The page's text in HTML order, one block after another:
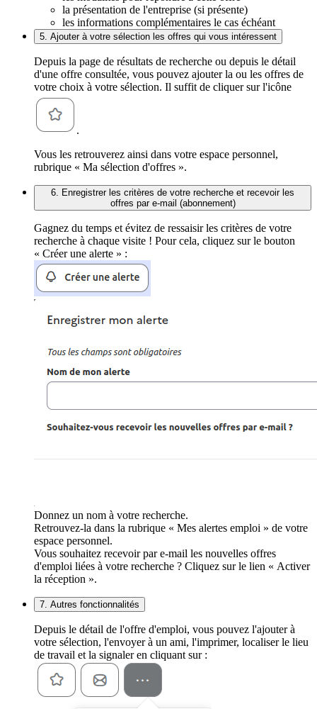
la présentation de l'entreprise (si présente)
les informations complémentaires le cas échéant
5. Ajouter à votre sélection les offres qui vous intéressent
Depuis la page de résultats de recherche ou depuis le détail
d'une offre consultée, vous pouvez ajouter la ou les offres de
votre choix à votre sélection. Il suffit de cliquer sur l'icône
.
Vous les retrouverez ainsi dans votre espace personnel,
rubrique « Ma sélection d'offres ».
6. Enregistrer les critères de votre recherche et recevoir les
offres par e-mail (abonnement)
Gagnez du temps et évitez de ressaisir les critères de votre
recherche à chaque visite ! Pour cela, cliquez sur le bouton
« Créer une alerte » :
Donnez un nom à votre recherche.
Retrouvez-la dans la rubrique « Mes alertes emploi » de votre
espace personnel.
Vous souhaitez recevoir par e-mail les nouvelles offres
d'emploi liées à votre recherche ? Cliquez sur le lien « Activer
la réception ».
7. Autres fonctionnalités
Depuis le détail de l'offre d'emploi, vous pouvez l'ajouter à
votre sélection, l'envoyer à un ami, l'imprimer, localiser le lieu
de travail et la signaler en cliquant sur :